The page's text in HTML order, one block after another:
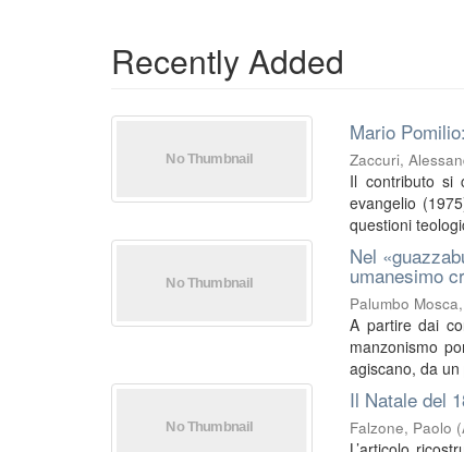
Recently Added
Mario
Zaccuri,
Il contributo si
evangelio
questioni
Nel
umanesimo
Palumbo
A partire dai
manzonismo
agiscano, da
Il Natale del
Falzone, Paolo (